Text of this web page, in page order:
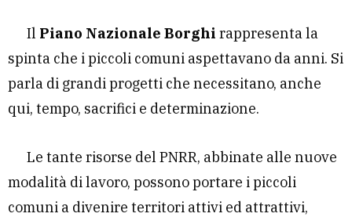
Il Piano Nazionale Borghi rappresenta la
spinta che i piccoli comuni aspettavano da anni. Si
parla di grandi progetti che necessitano, anche
qui, tempo, sacrifici e determinazione.
Le tante risorse del PNRR, abbinate alle nuove
modalità di lavoro, possono portare i piccoli
comuni a divenire territori attivi ed attrattivi,